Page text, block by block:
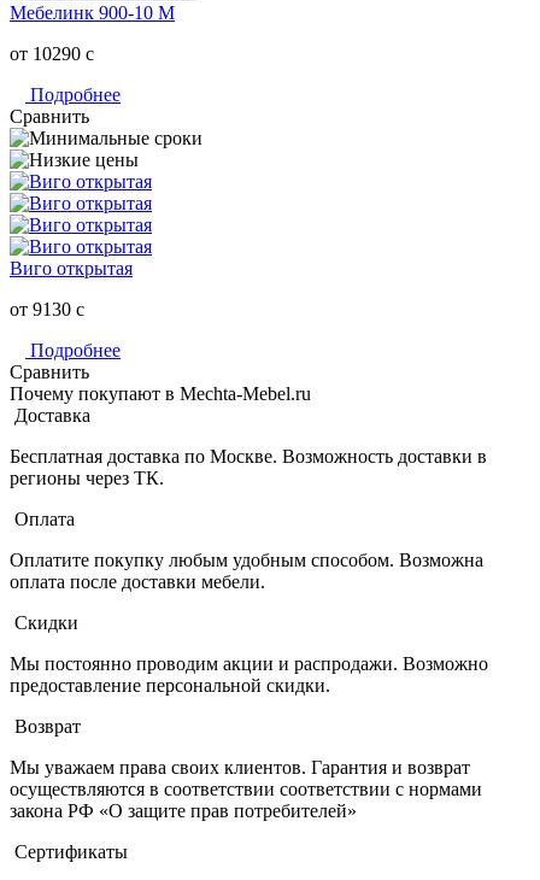
Мебелинк 900-10 М
от 10290 c
Подробнее
Сравнить
Виго открытая
от 9130 c
Подробнее
Сравнить
Почему покупают в Mechta-Mebel.ru
Доставка
Бесплатная доставка по Москве. Возможность доставки в
регионы через ТК.
Оплата
Оплатите покупку любым удобным способом. Возможна
оплата после доставки мебели.
Скидки
Мы постоянно проводим акции и распродажи. Возможно
предоставление персональной скидки.
Возврат
Мы уважаем права своих клиентов. Гарантия и возврат
осуществляются в соответствии соответствии с нормами
закона РФ «О защите прав потребителей»
Сертификаты